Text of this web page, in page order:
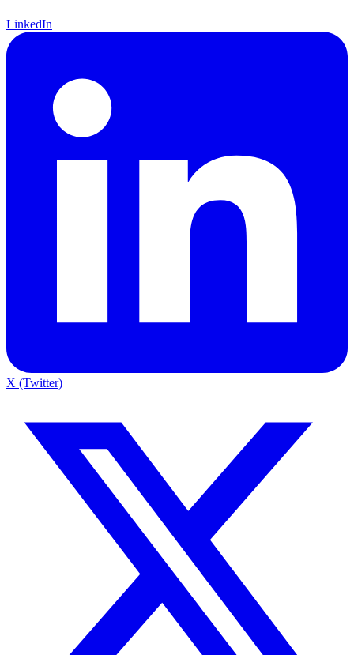
LinkedIn
X (Twitter)